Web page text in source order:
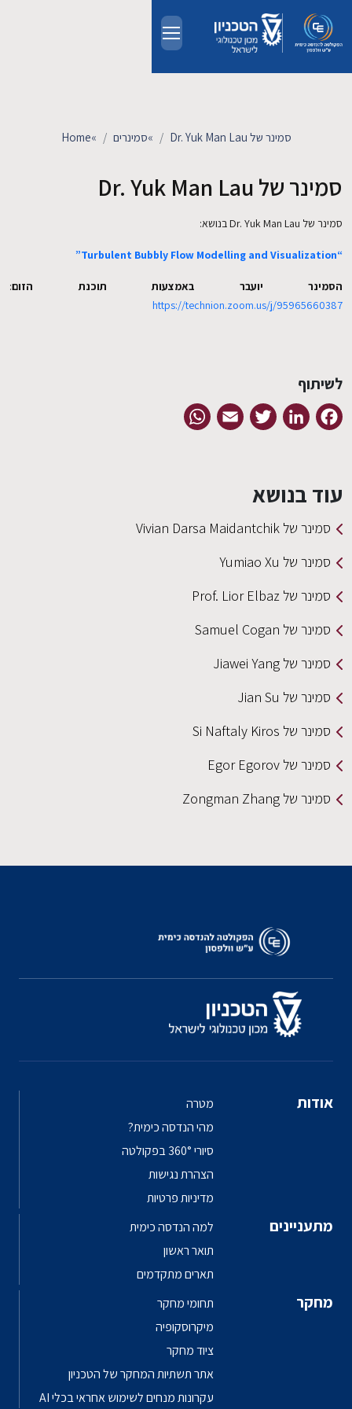
EN
מחקר
חדשות ואירועים
קשרי תעשייה
Home» סמינרים» סמינר של Dr. Yuk Man Lau
סמינר של Dr. Yuk Man Lau
סמינר של Dr. Yuk Man Lau בנושא:
“Turbulent Bubbly Flow Modelling and Visualization”
הסמינר יועבר באמצעות תוכנת הזום:
https://technion.zoom.us/j/95965660387
לשיתוף
Facebook
LinkedIn
Twitter
Email
עוד בנושא
סמינר של Vivian Darsa Maidantchik
סמינר של Yumiao Xu
סמינר של Prof. Lior Elbaz
סמינר של Samuel Cogan
סמינר של Jiawei Yang
סמינר של Jian Su
סמינר של Si Naftaly Kiros
סמינר של Egor Egorov
סמינר של Zongman Zhang
אודות
מטרה
מהי הנדסה כימית?
סיורי 360° בפקולטה
הצהרת נגישות
מדיניות פרטיות
מתעניינים
למה הנדסה כימית
תואר ראשון
תארים מתקדמים
מחקר
תחומי מחקר
מיקרוסקופיה
ציוד מחקר
אתר תשתיות המחקר של הטכניון
עקרונות מנחים לשימוש אחראי בכלי AI